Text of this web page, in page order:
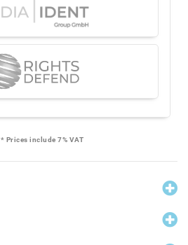
* Prices include 7% VAT